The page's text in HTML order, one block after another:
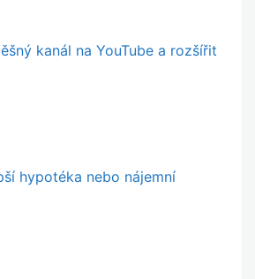
kanál na YouTube a rozšířit
hypotéka nebo nájemní